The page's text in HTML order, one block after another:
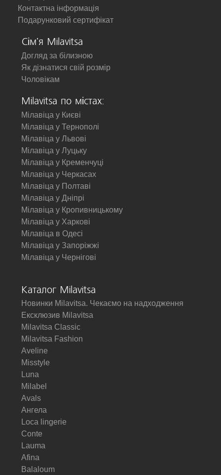
Контактна інформація
Подарунковий сертифікат
Сім'я Milavitsa
Догляд за білизною
Як дізнатися свій розмір
Чоловікам
Milavitsa по містах:
Мілавіца у Києві
Мілавіца у Тернополі
Мілавіца у Львові
Мілавіца у Луцьку
Мілавіца у Кременчуці
Мілавіца у Черкасах
Мілавіца у Полтаві
Мілавіца у Дніпрі
Мілавіца у Кропивницькому
Мілавіца у Харкові
Мілавіца в Одесі
Мілавіца у Запоріжжі
Мілавіца у Чернігові
Каталог Milavitsa
Новинки Milavitsa. Чекаємо на надходження
Ексклюзив Milavitsa
Milavitsa Classic
Milavitsa Fashion
Aveline
Misstyle
Luna
Milabel
Avals
Ангела
Loca lingerie
Conte
Lauma
Afina
Balaloum